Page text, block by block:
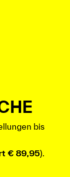
bis
€ 89,95).